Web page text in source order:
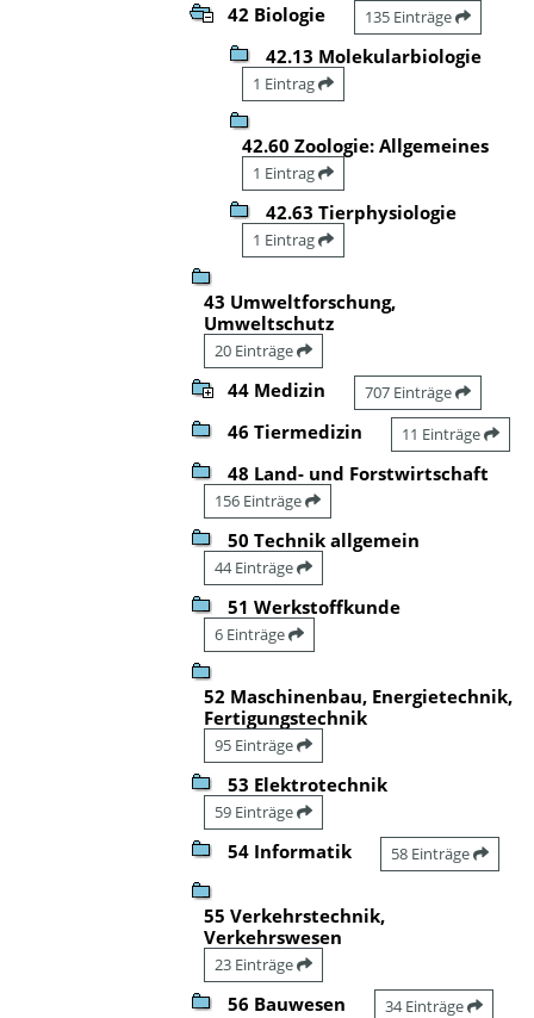
42 Biologie 135 Einträge
42.13 Molekularbiologie
1 Eintrag
42.60 Zoologie: Allgemeines
1 Eintrag
42.63 Tierphysiologie
1 Eintrag
43 Umweltforschung,
Umweltschutz
20 Einträge
44 Medizin 707 Einträge
46 Tiermedizin 11 Einträge
48 Land- und Forstwirtschaft
156 Einträge
50 Technik allgemein
44 Einträge
51 Werkstoffkunde
6 Einträge
52 Maschinenbau, Energietechnik,
Fertigungstechnik
95 Einträge
53 Elektrotechnik
59 Einträge
54 Informatik 58 Einträge
55 Verkehrstechnik,
Verkehrswesen
23 Einträge
56 Bauwesen 34 Einträge